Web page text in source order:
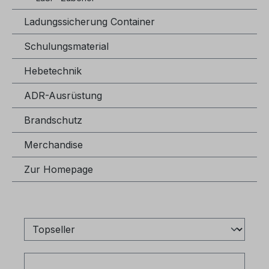
Ladungssicherung Container
Schulungsmaterial
Hebetechnik
ADR-Ausrüstung
Brandschutz
Merchandise
Zur Homepage